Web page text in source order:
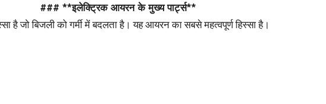
### **इलेक्ट्रिक आयरन के मुख्य पार्ट्स**
है जो बिजली को गर्मी में बदलता है। यह आयरन का सबसे महत्वपूर्ण हिस्सा है।